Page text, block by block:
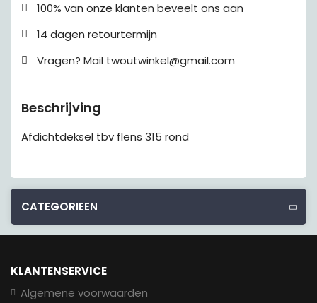
100% van onze klanten beveelt ons aan
14 dagen retourtermijn
Vragen? Mail twoutwinkel@gmail.com
Beschrijving
Afdichtdeksel tbv flens 315 rond
CATEGORIEEN
KLANTENSERVICE
Algemene voorwaarden